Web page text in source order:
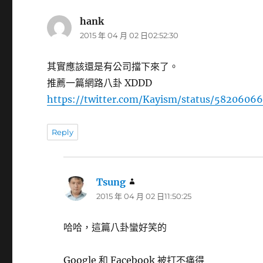
hank表
示:
2015 年 04 月 02 日02:52:30
其實應該還是有公司擋下來了。
推薦一篇網路八卦 XDDD
https://twitter.com/Kayism/status/
Reply
Tsung
示:
2015 年 04 月 02 日11:50:25
哈哈，這篇八卦蠻好笑的
Google 和 Facebook 被打不痛得